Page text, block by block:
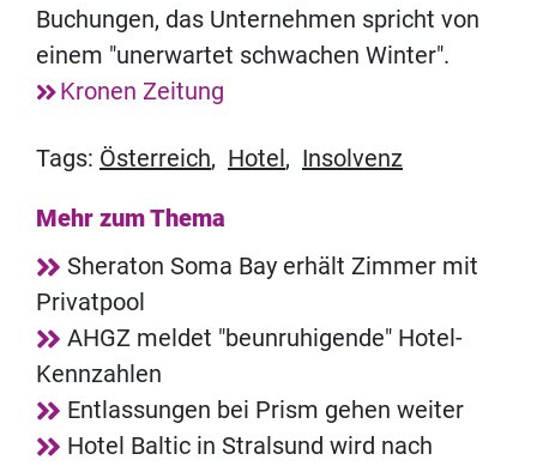
Buchungen, das Unternehmen spricht von
einem "unerwartet schwachen Winter".
Kronen Zeitung
Tags: Österreich, Hotel , Insolvenz
Mehr zum Thema
Sheraton Soma Bay erhält Zimmer mit
Privatpool
AHGZ meldet "beunruhigende" Hotel-
Kennzahlen
Entlassungen bei Prism gehen weiter
Hotel Baltic in Stralsund wird nach